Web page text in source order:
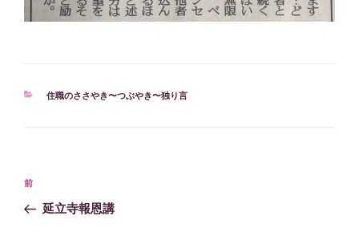
カ
住職のささやき〜つぶやき〜独り言
投
ナ
過
去
前
延立寺報恩講